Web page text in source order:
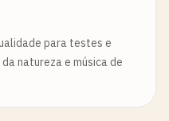
para testes e
natureza e música de